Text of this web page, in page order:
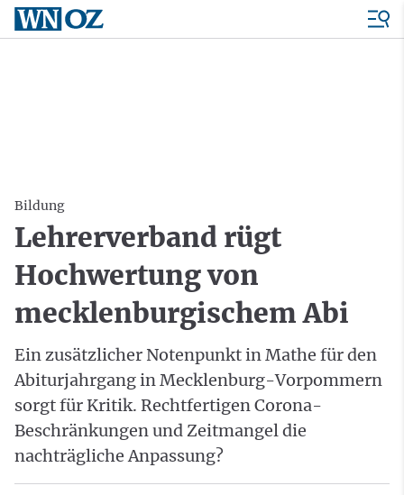
Bildung
Lehrerverband rügt
Hochwertung von
mecklenburgischem Abi
Ein zusätzlicher Notenpunkt in Mathe für den
Abiturjahrgang in Mecklenburg-Vorpommern
sorgt für Kritik. Rechtfertigen Corona-
Beschränkungen und Zeitmangel die
nachträgliche Anpassung?